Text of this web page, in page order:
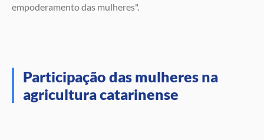
empoderamento das mulheres".
Participação das mulheres na
agricultura catarinense